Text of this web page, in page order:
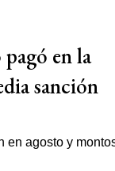
en la
sanción